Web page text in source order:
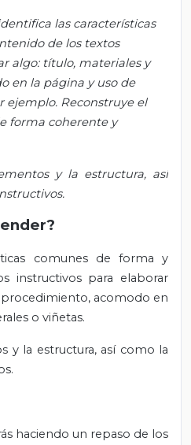
las características
de los textos
algo: título, materiales y
en la página y uso de
ejemplo. Reconstruye el
forma coherente y
y la estructura, así
comunes de forma y
instructivos para elaborar
acomodo en
o viñetas.
y la estructura, así como la
haciendo un repaso de los